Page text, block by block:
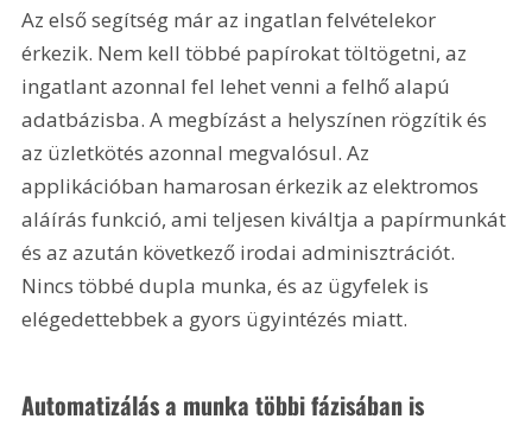
Az első segítség már az ingatlan felvételekor
érkezik. Nem kell többé papírokat töltögetni, az
ingatlant azonnal fel lehet venni a felhő alapú
adatbázisba. A megbízást a helyszínen rögzítik és
az üzletkötés azonnal megvalósul. Az
applikációban hamarosan érkezik az elektromos
aláírás funkció, ami teljesen kiváltja a papírmunkát
és az azután következő irodai adminisztrációt.
Nincs többé dupla munka, és az ügyfelek is
elégedettebbek a gyors ügyintézés miatt.
Automatizálás a munka többi fázisában is